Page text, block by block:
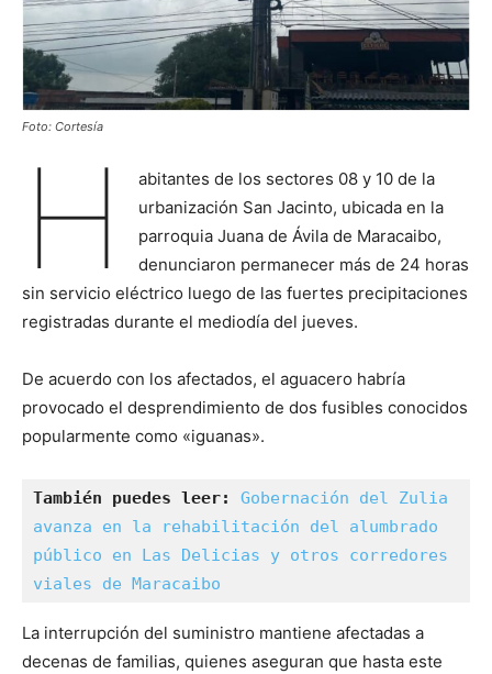
Foto: Cortesía
H
abitantes de los sectores 08 y 10 de la
urbanización San Jacinto, ubicada en la
parroquia Juana de Ávila de Maracaibo,
denunciaron permanecer más de 24 horas
sin servicio eléctrico luego de las fuertes precipitaciones
registradas durante el mediodía del jueves.
De acuerdo con los afectados, el aguacero habría
provocado el desprendimiento de dos fusibles conocidos
popularmente como «iguanas».
También puedes leer:
Gobernación del Zulia
avanza en la rehabilitación del alumbrado
público en Las Delicias y otros corredores
viales de Maracaibo
La interrupción del suministro mantiene afectadas a
decenas de familias, quienes aseguran que hasta este